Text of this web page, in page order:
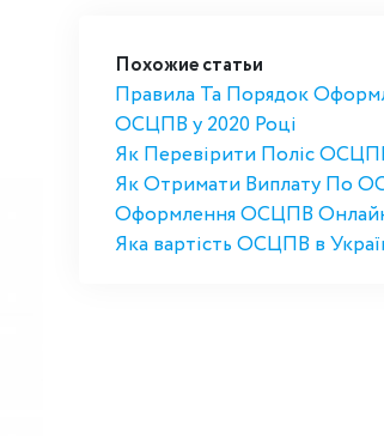
Похожие статьи
Правила Та Порядок
ОСЦПВ у 2020 Році
Як Перевірити Поліс
Як Отримати Виплату По
Оформлення ОСЦПВ
Яка вартість ОСЦПВ в